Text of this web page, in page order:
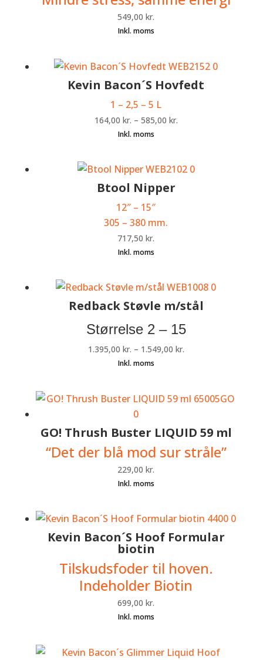
549,00kr.
Kevin Bacon´S Hovfedt
1 – 2,5 – 5 L
164,00 kr. – 585,00 kr.
Btool Nipper
12″ – 15″
305 – 380 mm.
717,50kr.
Redback Støvle m/stål
Størrelse 2 – 15
1.395,00 kr. – 1.549,00 kr.
GO! Thrush Buster LIQUID 59 ml
“Det der blå mod sur stråle”
229,00kr.
Kevin Bacon´S Hoof Formular
biotin
Tilskudsfoder til hoven.
Indeholder Biotin
699,00kr.